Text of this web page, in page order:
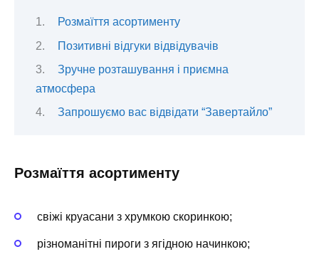
Розмаїття асортименту
Позитивні відгуки відвідувачів
Зручне розташування і приємна
атмосфера
Запрошуємо вас відвідати “Завертайло”
Розмаїття асортименту
свіжі круасани з хрумкою скоринкою;
різноманітні пироги з ягідною начинкою;